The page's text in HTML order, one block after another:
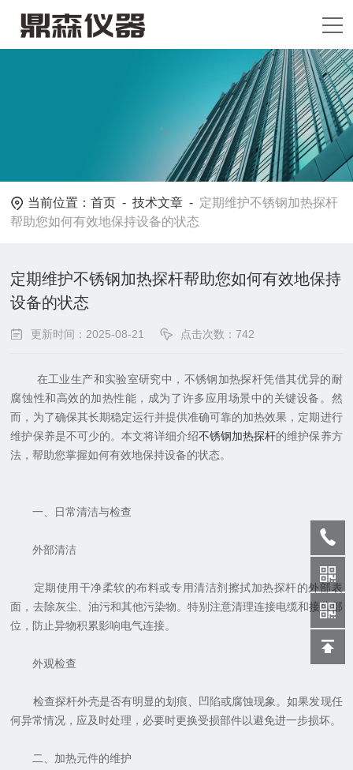
当前位置：首页 -技术文章 - 定期维护不锈钢加热探杆
帮助您如何有效地保持设备的状态
定期维护不锈钢加热探杆帮助您如何有效地保持
设备的状态
更新时间：2025-08-21 点击次数：742
在工业生产和实验室研究中，不锈钢加热探杆凭借其优异的耐
腐蚀性和高效的加热性能，成为了许多应用场景中的关键设备。然
而，为了确保其长期稳定运行并提供准确可靠的加热效果，定期进行
维护保养是不可少的。本文将详细介绍不锈钢加热探杆的维护保养方
法，帮助您掌握如何有效地保持设备的状态。
一、日常清洁与检查
外部清洁
定期使用干净柔软的布料或专用清洁剂擦拭加热探杆的外部表
面，去除灰尘、油污和其他污染物。特别注意清理连接电缆和接头部
位，防止异物积累影响电气连接。
外观检查
检查探杆外壳是否有明显的划痕、凹陷或腐蚀现象。如果发现任
何异常情况，应及时处理，必要时更换受损部件以避免进一步损坏。
二、加热元件的维护